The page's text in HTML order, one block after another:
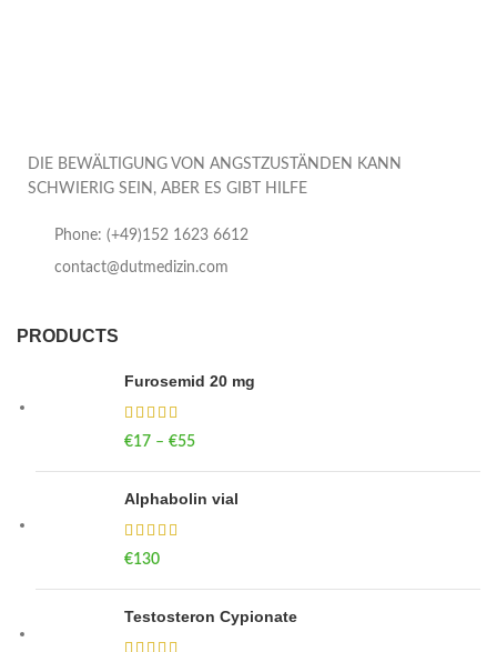
DIE BEWÄLTIGUNG VON ANGSTZUSTÄNDEN KANN
SCHWIERIG SEIN, ABER ES GIBT HILFE
Phone: (+49)152 1623 6612
contact@dutmedizin.com
PRODUCTS
Furosemid 20 mg
€17 – €55
Alphabolin vial
€130
Testosteron Cypionate